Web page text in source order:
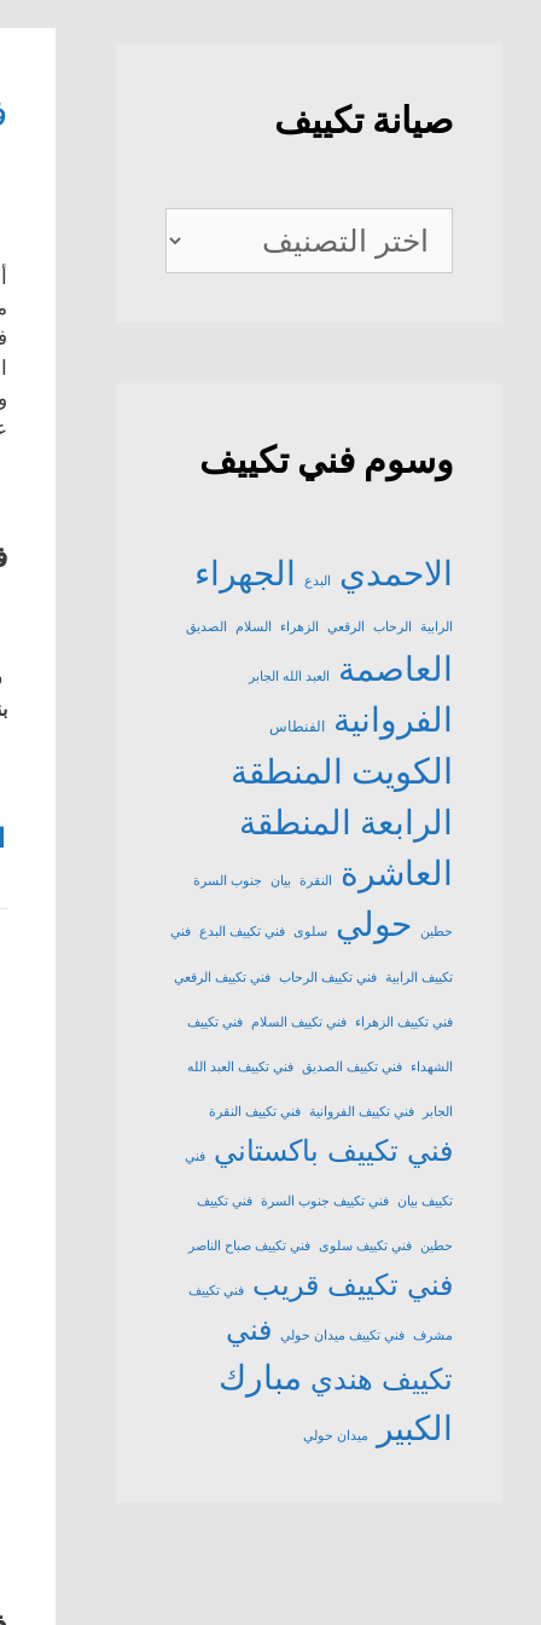
صيانة تكييف
صيانة
تكييف
وسوم فني تكييف
الاحمدي البدع الجهراء
الرابية الرحاب الرقعي الزهراء السلام الصديق
العاصمة العبد الله الجابر
الفروانية الفنطاس
الكويت المنطقة
الرابعة المنطقة
العاشرة
النقرة بيان جنوب السرة
حطين حولي سلوى فني تكييف البدع فني
تكييف الرابية فني تكييف الرحاب فني تكييف الرقعي
فني تكييف الزهراء فني تكييف السلام فني تكييف
الشهداء فني تكييف الصديق فني تكييف العبد الله
الجابر فني تكييف الفروانية فني تكييف النقرة
فني تكييف باكستاني فني
تكييف بيان فني تكييف جنوب السرة فني تكييف
حطين فني تكييف سلوى فني تكييف صباح الناصر
فني تكييف قريب فني تكييف
مشرف فني تكييف ميدان حولي
فني
تكييف هندي مبارك
الكبير
ميدان حولي